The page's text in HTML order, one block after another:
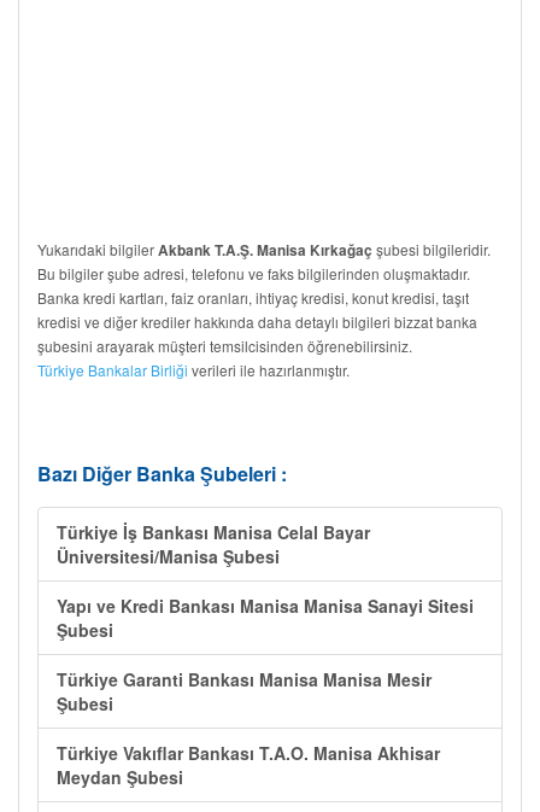
Yukarıdaki bilgilerAkbank T.A.Ş. Manisa Kırkağaç şubesi bilgileridir.
Bu bilgiler şube adresi, telefonu ve faks bilgilerinden oluşmaktadır.
Banka kredi kartları, faiz oranları, ihtiyaç kredisi, konut kredisi, taşıt
kredisi ve diğer krediler hakkında daha detaylı bilgileri bizzat banka
şubesini arayarak müşteri temsilcisinden öğrenebilirsiniz.
Türkiye Bankalar Birliği verileri ile hazırlanmıştır.
Bazı Diğer Banka Şubeleri :
Türkiye İş Bankası Manisa Celal Bayar
Üniversitesi/Manisa Şubesi
Yapı ve Kredi Bankası Manisa Manisa Sanayi Sitesi
Şubesi
Türkiye Garanti Bankası Manisa Manisa Mesir
Şubesi
Türkiye Vakıflar Bankası T.A.O. Manisa Akhisar
Meydan Şubesi